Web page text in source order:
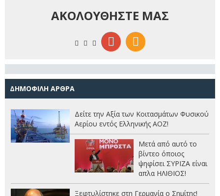
ΑΚΟΛΟΥΘΗΣΤΕ ΜΑΣ
ΔΗΜΟΦΙΛΗ ΑΡΘΡΑ
Δείτε την Αξία των Κοιτασμάτων Φυσικού
Αερίου εντός Ελληνικής ΑΟΖ!
Μετά από αυτό το
βίντεο όποιος
ψηφίσει ΣΥΡΙΖΑ είναι
απλα ΗΛΙΘΙΟΣ!
Ξεφτυλίστηκε στη Γερμανία ο Σημίτης!